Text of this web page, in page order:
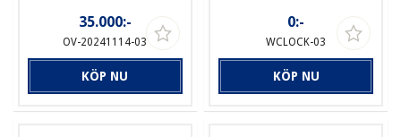
35.000:-
OV-20241114-03
KÖP NU
0:-
WCLOCK-03
KÖP NU